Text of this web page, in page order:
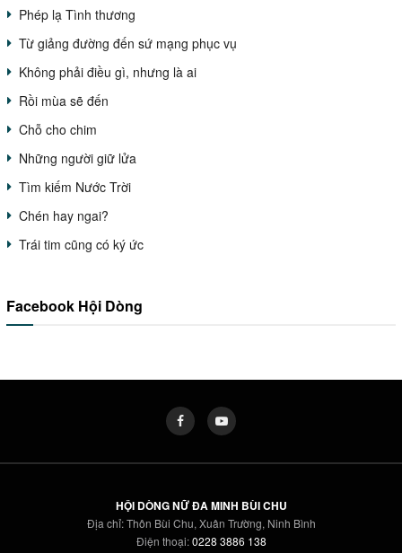
Phép lạ Tình thương
Từ giảng đường đến sứ mạng phục vụ
Không phải điều gì, nhưng là ai
Rồi mùa sẽ đến
Chỗ cho chim
Những người giữ lửa
Tìm kiếm Nước Trời
Chén hay ngai?
Trái tim cũng có ký ức
Facebook Hội Dòng
HỘI DÒNG NỮ ĐA MINH BÙI CHU
Địa chỉ: Thôn Bùi Chu, Xuân Trường, Ninh Bình
Điện thoại:0228 3886 138